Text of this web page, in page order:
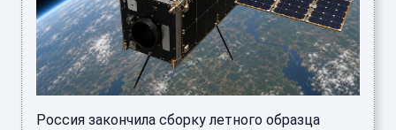
Россия закончила сборку летного образца